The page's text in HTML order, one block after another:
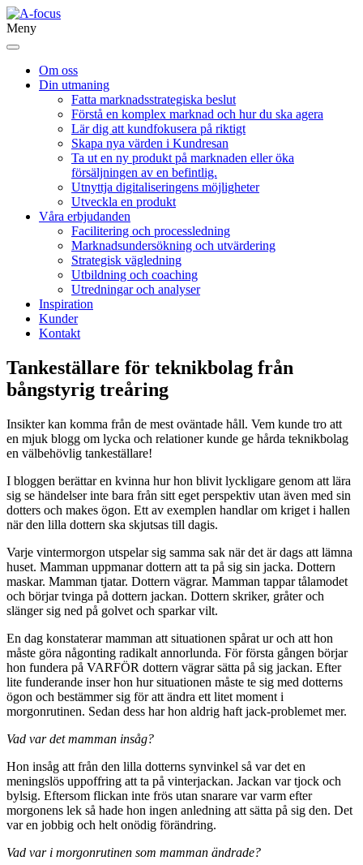
Meny
Om oss
Din utmaning
Fatta marknadsstrategiska beslut
Förstå en komplex marknad och hur du ska agera
Lär dig att kundfokusera på riktigt
Skapa nya värden i Kundresan
Ta ut en ny produkt på marknaden eller öka
försäljningen av en befintlig.
Utnyttja digitaliseringens möjligheter
Utveckla en produkt
Våra erbjudanden
Facilitering och processledning
Marknadsundersökning och utvärdering
Strategisk vägledning
Utbildning och coaching
Utredningar och analyser
Inspiration
Kunder
Kontakt
Tankeställare för teknikbolag från
bångstyrig treåring
Insikter kan komma från de mest oväntade håll. Vem kunde tro att
en mjuk blogg om lycka och relationer kunde ge hårda teknikbolag
en välbehövlig tankeställare!
I bloggen berättar en kvinna hur hon blivit lyckligare genom att lära
sig se händelser inte bara från sitt eget perspektiv utan även med sin
dotters och makes ögon. Ett av exemplen handlar om kriget i hallen
när den lilla dottern ska skjutsas till dagis.
Varje vintermorgon utspelar sig samma sak när det är dags att lämna
huset. Mamman uppmanar dottern att ta på sig sin jacka. Dottern
maskar. Mamman tjatar. Dottern vägrar. Mamman tappar tålamodet
och börjar tvinga på dottern jackan. Dottern skriker, gråter och
slänger sig ned på golvet och sparkar vilt.
En dag konstaterar mamman att situationen spårat ur och att hon
måste göra någonting radikalt annorlunda. För första gången börjar
hon fundera på VARFÖR dottern vägrar sätta på sig jackan. Efter
lite funderande inser hon hur situationen måste te sig med dotterns
ögon och bestämmer sig för att ändra ett litet moment i
morgonrutinen. Sedan dess har hon aldrig haft jack-problemet mer.
Vad var det mamman insåg?
Hon insåg att från den lilla dotterns synvinkel så var det en
meningslös uppoffring att ta på vinterjackan. Jackan var tjock och
bylsig. Eftersom flickan inte frös utan snarare var varm efter
morgonens lek så hade hon ingen anledning att sätta på sig den. Det
var en jobbig och helt onödig förändring.
Vad var i morgonrutinen som mamman ändrade?